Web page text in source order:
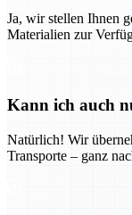
Ja, wir stellen Ihnen
Materialien zur
Kann ich auch
Natürlich! Wir
Transporte – ganz